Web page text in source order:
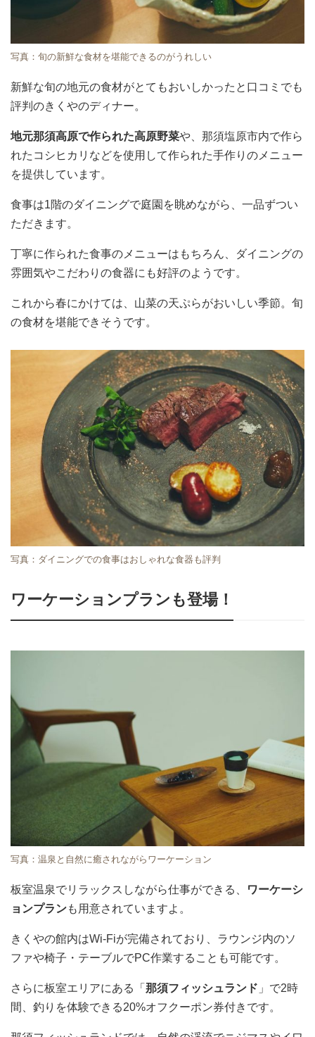
写真：旬の新鮮な食材を堪能できるのがうれしい
新鮮な旬の地元の食材がとてもおいしかったと口コミでも
評判のきくやのディナー。
地元那須高原で作られた高原野菜や、那須塩原市内で作ら
れたコシヒカリなどを使用して作られた手作りのメニュー
を提供しています。
食事は1階のダイニングで庭園を眺めながら、一品ずつい
ただきます。
丁寧に作られた食事のメニューはもちろん、ダイニングの
雰囲気やこだわりの食器にも好評のようです。
これから春にかけては、山菜の天ぷらがおいしい季節。旬
の食材を堪能できそうです。
写真：ダイニングでの食事はおしゃれな食器も評判
ワーケーションプランも登場！
写真：温泉と自然に癒されながらワーケーション
板室温泉でリラックスしながら仕事ができる、
ワーケーシ
ョンプランも用意されていますよ。
きくやの館内はWi-Fiが完備されており、ラウンジ内のソ
ファや椅子・テーブルでPC作業することも可能です。
さらに板室エリアにある「 那須フィッシュランド 」で2時
間、釣りを体験できる20%オフクーポン券付きです。